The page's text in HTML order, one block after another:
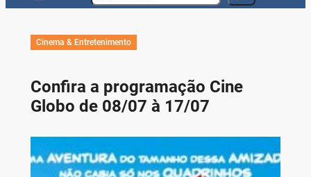
Cinema & Entretenimento
Confira a programação Cine
Globo de 08/07 à 17/07